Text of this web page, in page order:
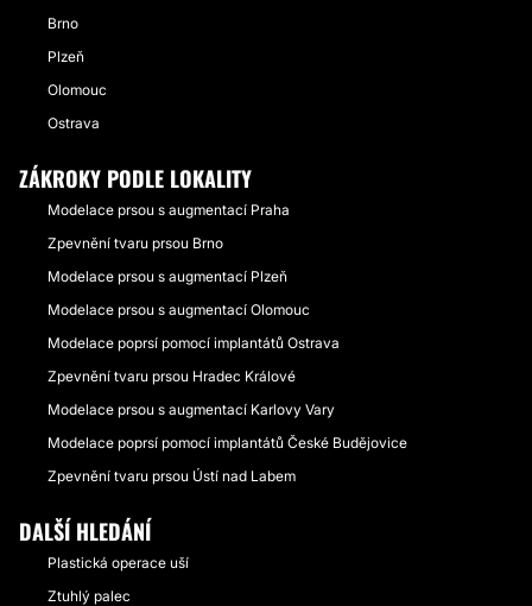
Brno
Plzeň
Olomouc
Ostrava
ZÁKROKY PODLE LOKALITY
Modelace prsou s augmentací Praha
Zpevnění tvaru prsou Brno
Modelace prsou s augmentací Plzeň
Modelace prsou s augmentací Olomouc
Modelace poprsí pomocí implantátů Ostrava
Zpevnění tvaru prsou Hradec Králové
Modelace prsou s augmentací Karlovy Vary
Modelace poprsí pomocí implantátů České Budějovice
Zpevnění tvaru prsou Ústí nad Labem
DALŠÍ HLEDÁNÍ
Plastická operace uší
Ztuhlý palec